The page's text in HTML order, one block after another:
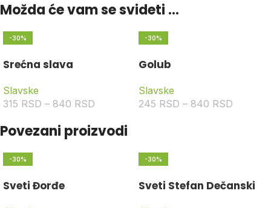
Možda će vam se svideti …
-30%
Srećna slava
Slavske
315 RSD – 840 RSD
-30%
Golub
Slavske
245 RSD – 840 RSD
Povezani proizvodi
-30%
Sveti Đorđe
-30%
Sveti Stefan Dečanski